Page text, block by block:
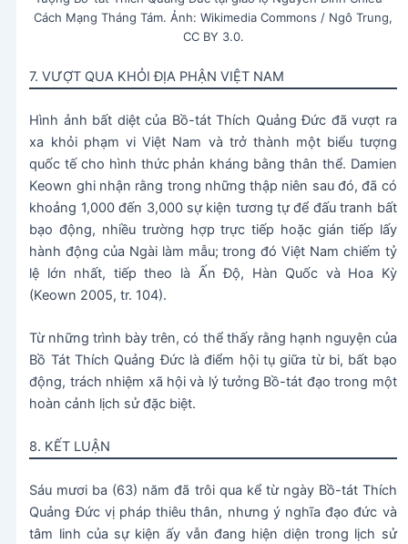
Cách Mạng Tháng Tám. Ảnh: Wikimedia Commons / Ngô Trung,
CC BY 3.0.
7. VƯỢT QUA KHỎI ĐỊA PHẬN VIỆT NAM
Hình ảnh bất diệt của Bồ-tát Thích Quảng Đức đã vượt ra
xa khỏi phạm vi Việt Nam và trở thành một biểu tượng
quốc tế cho hình thức phản kháng bằng thân thể. Damien
Keown ghi nhận rằng trong những thập niên sau đó, đã có
khoảng 1,000 đến 3,000 sự kiện tương tự để đấu tranh bất
bạo động, nhiều trường hợp trực tiếp hoặc gián tiếp lấy
hành động của Ngài làm mẫu; trong đó Việt Nam chiếm tỷ
lệ lớn nhất, tiếp theo là Ấn Độ, Hàn Quốc và Hoa Kỳ
(Keown 2005, tr. 104).
Từ những trình bày trên, có thể thấy rằng hạnh nguyện của
Bồ Tát Thích Quảng Đức là điểm hội tụ giữa từ bi, bất bạo
động, trách nhiệm xã hội và lý tưởng Bồ-tát đạo trong một
hoàn cảnh lịch sử đặc biệt.
8. KẾT LUẬN
Sáu mươi ba (63) năm đã trôi qua kể từ ngày Bồ-tát Thích
Quảng Đức vị pháp thiêu thân, nhưng ý nghĩa đạo đức và
tâm linh của sự kiện ấy vẫn đang hiện diện trong lịch sử